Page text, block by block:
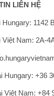
LIÊN HỆ
1142
Việt Nam: 2A-
Hungary: +36
Việt Nam: +84